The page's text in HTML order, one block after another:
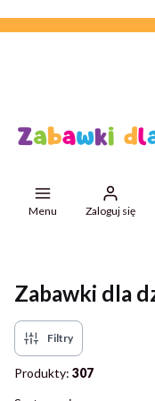
Menu Zaloguj się
Zabawki dla
Filtry
Produkty: 307